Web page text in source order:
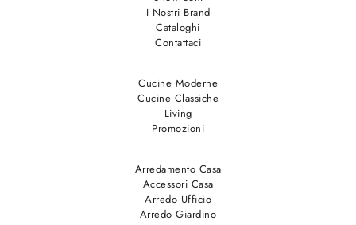
I Nostri Brand
Cataloghi
Contattaci
Cucine Moderne
Cucine Classiche
Living
Promozioni
Arredamento Casa
Accessori Casa
Arredo Ufficio
Arredo Giardino